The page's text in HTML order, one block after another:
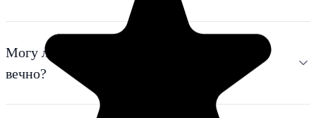
Могу ли я использовать бесплатный тариф
вечно?